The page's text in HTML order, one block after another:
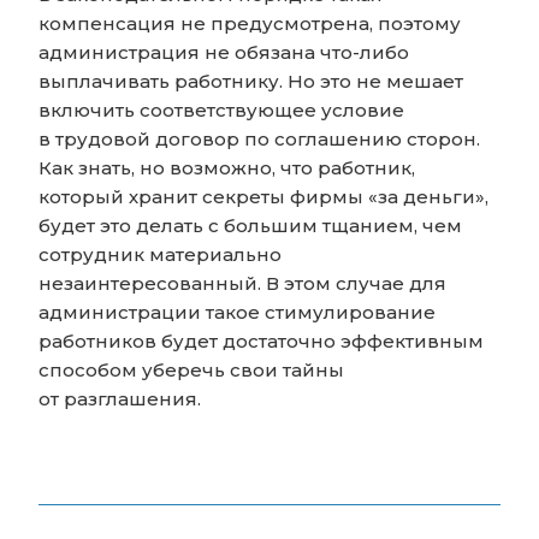
компенсация не предусмотрена, поэтому
администрация не обязана что-либо
выплачивать работнику. Но это не мешает
включить соответствующее условие
в трудовой договор по соглашению сторон.
Как знать, но возможно, что работник,
который хранит секреты фирмы «за деньги»,
будет это делать с большим тщанием, чем
сотрудник материально
незаинтересованный. В этом случае для
администрации такое стимулирование
работников будет достаточно эффективным
способом уберечь свои тайны
от разглашения.